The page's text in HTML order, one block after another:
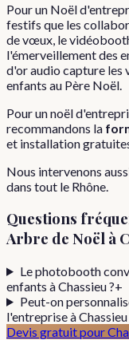
Pour un Noël
festifs que les
de vœux, le
l'émerveillement des
d'or audio capture les
enfants au Père Noël.
Pourunnoël
recommandons la
et installation
Nous intervenons
dans tout le Rhône
Questions
Arbre de Noël à
Le photobooth
enfants à Chassieu ?+
Peut-on
l'entreprise à Chassieu
Devis gratuit pour